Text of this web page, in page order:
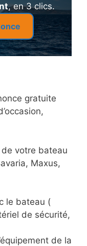
, en 3 clics.
gratuite
votre bateau
Maxus,
le bateau (
de sécurité,
de la